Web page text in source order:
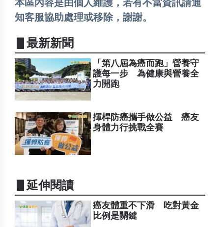
知客服協助處理或移除，謝謝。
▋最新新聞
「第八屆為癌而跑」營養守
護每一步 為健康與營養全
力開跑
揮桿防癌攜手做公益 癌友
身體力行挑戰全賽
▋延伸閱讀
癌友體重不下滑 吃對黃金
比例是關鍵